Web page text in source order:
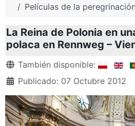
Películas de la peregrinación
La Reina de Polonia en
polaca en Rennweg –
Detalles
También disponible:
Publicado: 07 Octubre 2012